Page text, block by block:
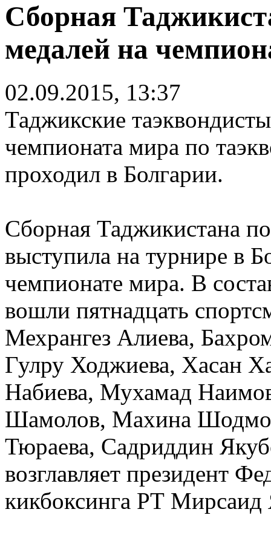
Сборная
медалей на
02.09.2015, 13:37
Таджикские
чемпионата мира по
проходил в Болгарии.
Сборная Таджикистана
выступила на турнире в
чемпионате мира. В
вошли пятнадцать
Мехрангез Алиева,
Гулру Ходжиева, Хасан
Набиева, Мухамад
Шамолов, Махина
Тюраева, Садриддин
возглавляет президент
кикбоксинга РТ Мирсаид